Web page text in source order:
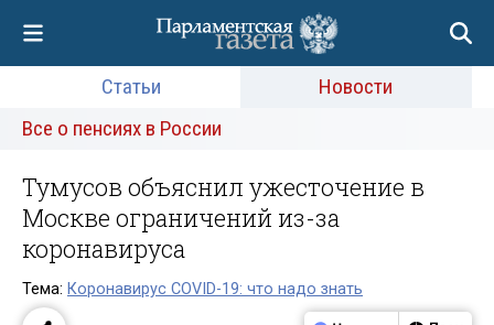
Статьи
Новости
Все о пенсиях в России
Тумусов объяснил ужесточение в
Москве ограничений из-за
коронавируса
Тема: Коронавирус COVID-19: что надо знать